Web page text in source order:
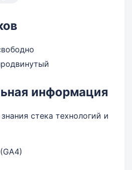
информация
стека технологий и